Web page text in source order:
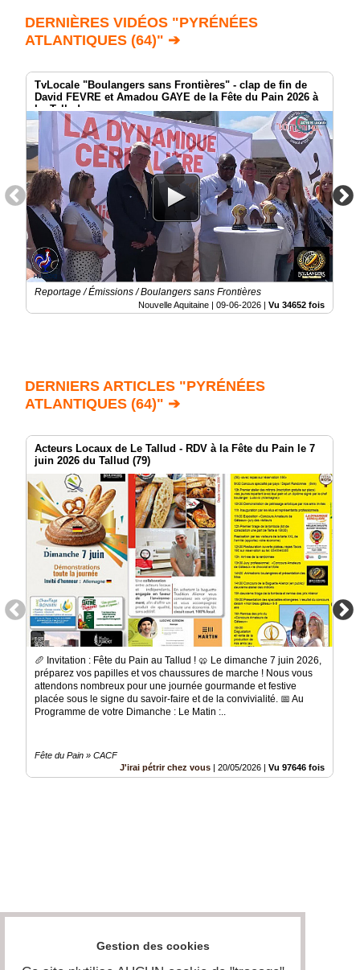
DERNIÈRES VIDÉOS "PYRÉNÉES
ATLANTIQUES (64)" ➔
TvLocale "Boulangers sans Frontières" - clap de fin de
David FEVRE et Amadou GAYE de la Fête du Pain 2026 à
Le Tallud
Reportage / Émissions / Boulangers sans Frontières
Nouvelle Aquitaine | 09-06-2026 | Vu 34652 fois
DERNIERS ARTICLES "PYRÉNÉES
ATLANTIQUES (64)" ➔
Acteurs Locaux de Le Tallud - RDV à la Fête du Pain le 7
juin 2026 du Tallud (79)
🥖 Invitation : Fête du Pain au Tallud ! 🥨 ​Le dimanche 7 juin 2026,
préparez vos papilles et vos chaussures de marche ! Nous vous
attendons nombreux pour une journée gourmande et festive
placée sous le signe du savoir-faire et de la convivialité. ​📅 Au
Programme de votre Dimanche : ​Le Matin :..
Fête du Pain » CACF
J'irai pétrir chez vous
20/05/2026 Vu 97646 fois
Gestion des cookies